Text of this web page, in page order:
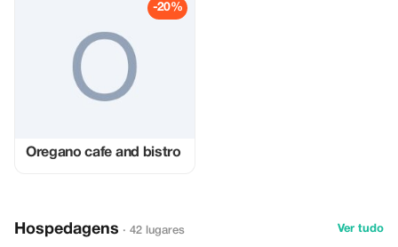
-20%
Oregano cafe and bistro
Hospedagens · 42 lugares Ver tudo